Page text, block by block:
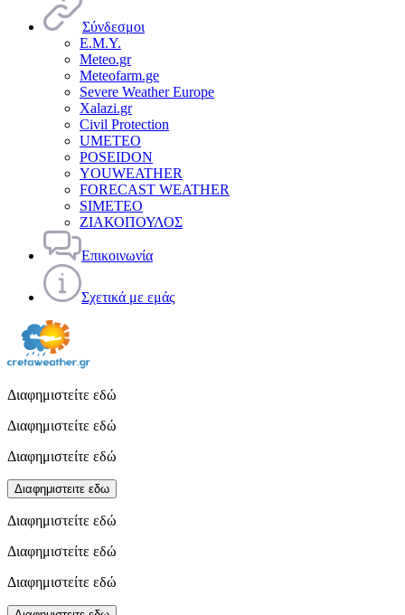
Σύνδεσμοι
Ε.Μ.Υ.
Meteo.gr
Meteofarm.ge
Severe Weather Europe
Xalazi.gr
Civil Protection
UMETEO
POSEIDON
YOUWEATHER
FORECAST WEATHER
SIMETEO
ΖΙΑΚΟΠΟΥΛΟΣ
Επικοινωνία
Σχετικά με εμάς
Διαφημιστείτε εδώ
Διαφημιστείτε εδώ
Διαφημιστείτε εδώ
Διαφημιστειτε εδω
Διαφημιστείτε εδώ
Διαφημιστείτε εδώ
Διαφημιστείτε εδώ